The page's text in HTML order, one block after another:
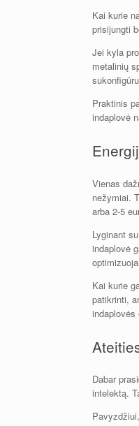
Kai kurie
prisijungti
Jei kyla
metalinių
Praktinis
indaplovė
Vienas
nežymiai.
arba 2-5
Lyginant
indaplovė
Kai kurie
patikrinti,
indaplovės
Dabar
intelektą.